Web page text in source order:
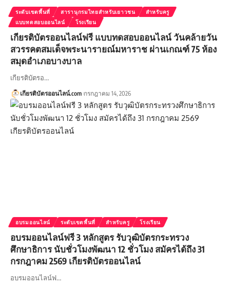
ระดับเขตพื้นที่ สารานุกรมไทยสำหรับเยาวชน
สำหรับครู
แบบทดสอบออนไลน์
โรงเรียน
เกียรติบัตรออนไลน์ฟรี แบบทดสอบออนไลน์ วันคล้ายวัน
สวรรคตสมเด็จพระนารายณ์มหาราช ผ่านเกณฑ์ 75 ห้อง
สมุดอำเภอบางบาล
เกียรติบัตรอ…
เกียรติบัตรออนไลน์.com กรกฎาคม 14, 2026
อบรมออนไลน์ ระดับเขตพื้นที่ สำหรับครู โรงเรียน
อบรมออนไลน์ฟรี 3 หลักสูตร รับวุฒิบัตรกระทรวง
ศึกษาธิการ นับชั่วโมงพัฒนา 12 ชั่วโมง สมัครได้ถึง 31
กรกฎาคม 2569 เกียรติบัตรออนไลน์
อบรมออนไลน์ฟ…